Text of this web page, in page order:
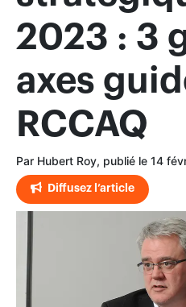
2023 : 3
axes
RCCAQ
Par Hubert Roy, publié le 14
Diffusez l’article